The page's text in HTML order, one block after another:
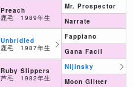
Preach
鹿毛 1989年生
Unbridled
鹿毛 1987年生
Ruby Slippers
芦毛 1982年生
Mr. Prospector
Narrate
Fappiano
Gana Facil
Nijinsky
Moon Glitter